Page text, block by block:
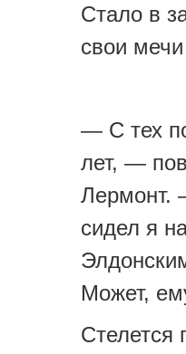
Стало в
свои
— С тех
лет, —
Лермонт.
сидел я
Может,
Стелется